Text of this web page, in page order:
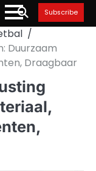
Subscribe
Duurzaam
Draagbaar